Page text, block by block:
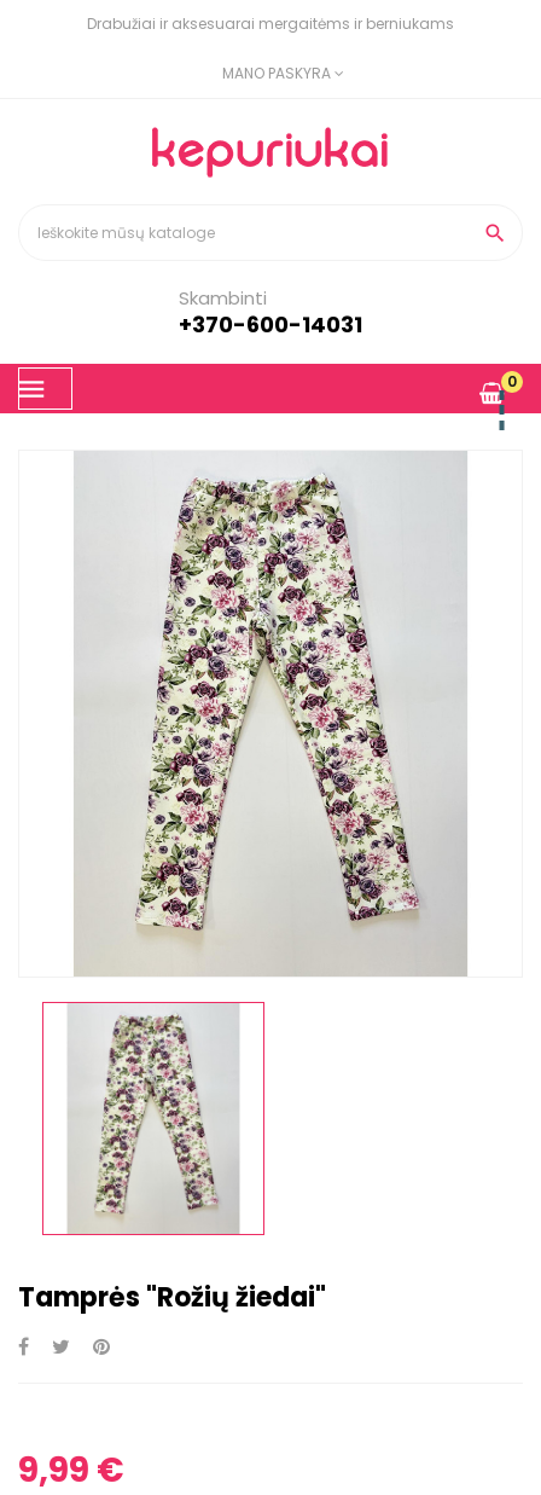
Drabužiai ir aksesuarai mergaitėms ir berniukams
MANO PASKYRA

Skambinti
+370-600-14031
Toggle
navigation
0
Tamprės "Rožių žiedai"
9,99 €